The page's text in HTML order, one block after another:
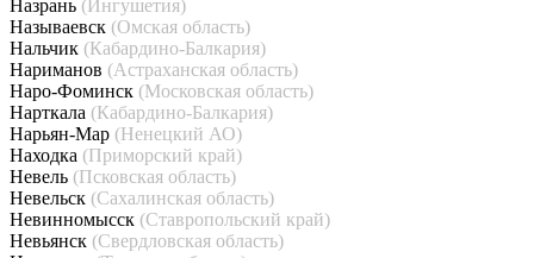
Назрань (Ингушетия)
Называевск (Омская область)
Нальчик (Кабардино-Балкария)
Нариманов (Астраханская область)
Наро-Фоминск (Московская область)
Нарткала (Кабардино-Балкария)
Нарьян-Мар (Ненецкий АО)
Находка (Приморский край)
Невель (Псковская область)
Невельск (Сахалинская область)
Невинномысск (Ставропольский край)
Невьянск (Свердловская область)